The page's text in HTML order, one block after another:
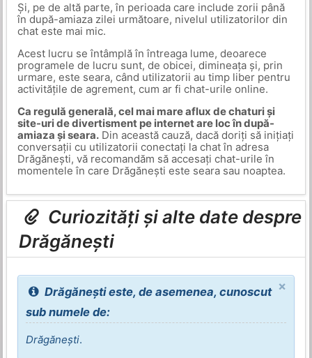
Și, pe de altă parte, în perioada care include zorii până
în după-amiaza zilei următoare, nivelul utilizatorilor din
chat este mai mic.
Acest lucru se întâmplă în întreaga lume, deoarece
programele de lucru sunt, de obicei, dimineața și, prin
urmare, este seara, când utilizatorii au timp liber pentru
activitățile de agrement, cum ar fi chat-urile online.
Ca regulă generală, cel mai mare aflux de chaturi și
site-uri de divertisment pe internet are loc în după-
amiaza și seara.Din această cauză, dacă doriți să inițiați
conversații cu utilizatorii conectați la chat în adresa
Drăgănești, vă recomandăm să accesați chat-urile în
momentele în care Drăgănești este seara sau noaptea.
Curiozități și alte date despre
Drăgănești
×
Drăgănești este, de asemenea, cunoscut
sub numele de:
Drăgănești.